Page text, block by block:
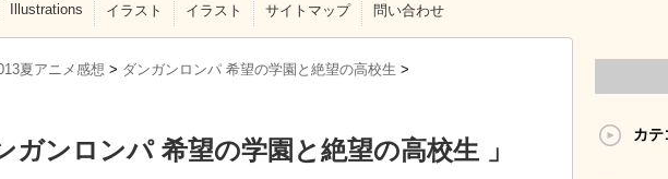
Illustrations イラスト イラスト サイトマップ 問い合わせ
夏アニメ感想 > ダンガンロンパ 希望の学園と絶望の高校生 >
ガンロンパ 希望の学園と絶望の高校生 」
カテ